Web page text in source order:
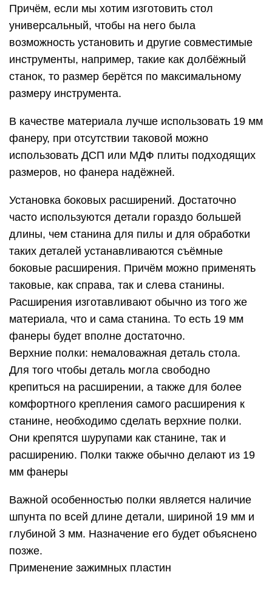
Причём, если мы хотим изготовить стол
универсальный, чтобы на него была
возможность установить и другие совместимые
инструменты, например, такие как долбёжный
станок, то размер берётся по максимальному
размеру инструмента.
В качестве материала лучше использовать 19 мм
фанеру, при отсутствии таковой можно
использовать ДСП или МДФ плиты подходящих
размеров, но фанера надёжней.
Установка боковых расширений. Достаточно
часто используются детали гораздо большей
длины, чем станина для пилы и для обработки
таких деталей устанавливаются съёмные
боковые расширения. Причём можно применять
таковые, как справа, так и слева станины.
Расширения изготавливают обычно из того же
материала, что и сама станина. То есть 19 мм
фанеры будет вполне достаточно.
Верхние полки: немаловажная деталь стола.
Для того чтобы деталь могла свободно
крепиться на расширении, а также для более
комфортного крепления самого расширения к
станине, необходимо сделать верхние полки.
Они крепятся шурупами как станине, так и
расширению. Полки также обычно делают из 19
мм фанеры
Важной особенностью полки является наличие
шпунта по всей длине детали, шириной 19 мм и
глубиной 3 мм. Назначение его будет объяснено
позже.
Применение зажимных пластин